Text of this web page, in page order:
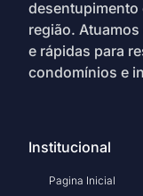
desentupimento
região.
e rápidas para
condomínios e
Institucional
Pagina Inicial